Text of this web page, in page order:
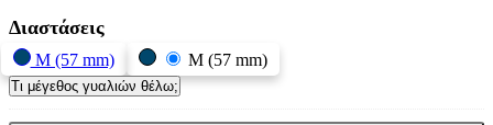
Διαστάσεις
M (57 mm) M (57 mm)
Τι μέγεθος γυαλιών θέλω;